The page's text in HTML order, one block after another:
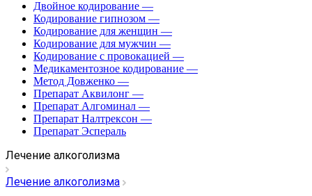
Двойное кодирование —
Кодирование гипнозом —
Кодирование для женщин —
Кодирование для мужчин —
Кодирование с провокацией —
Медикаментозное кодирование —
Метод Довженко —
Препарат Аквилонг —
Препарат Алгоминал —
Препарат Налтрексон —
Препарат Эспераль
Лечение алкоголизма
Лечение алкоголизма